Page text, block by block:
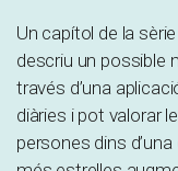
Un capítol de la sèrie
descriu un possible
través d’una
diàries i pot valorar
persones dins